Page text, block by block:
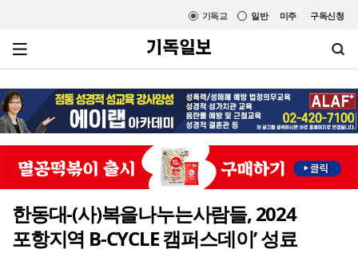
미주 구독신청
일반
기독교
한동대-(사)복을나누는사람들, 2024
포항지역 B-CYCLE 캠퍼스데이’ 성료